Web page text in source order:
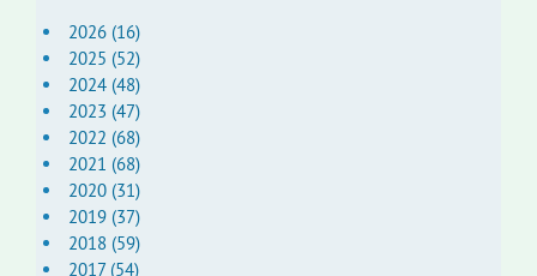
2026 (16)
2025 (52)
2024 (48)
2023 (47)
2022 (68)
2021 (68)
2020 (31)
2019 (37)
2018 (59)
2017 (54)